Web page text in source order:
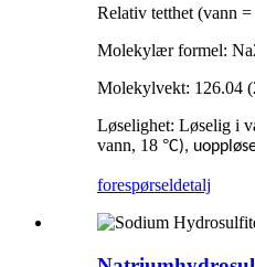
Relativ tetthet (vann
Molekylær formel:
Molekylvekt: 126.04
Løselighet: Løselig i
vann, 18 °C),
forespørseldetalj